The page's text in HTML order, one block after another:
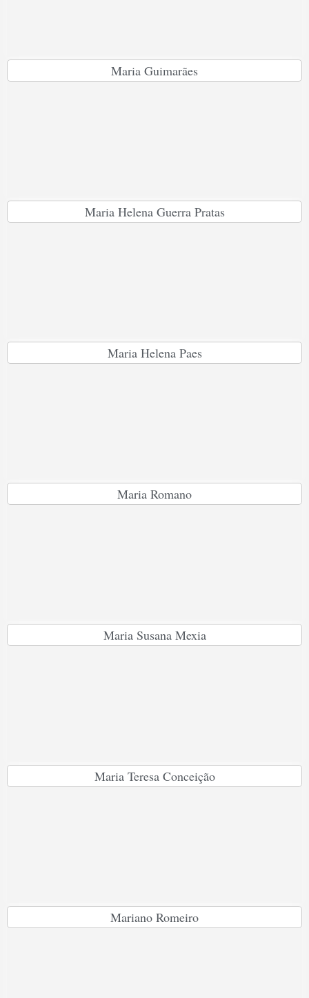
Maria Guimarães
Maria Helena Guerra Pratas
Maria Helena Paes
Maria Romano
Maria Susana Mexia
Maria Teresa Conceição
Mariano Romeiro